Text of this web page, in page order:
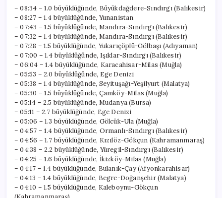
Büyüklükte
Gerçekleşti?
– 08:34 – 1.0 büyüklüğünde, Büyükdağdere-Sındırgı (Balıkesir)
– 08:27 – 1.4 büyüklüğünde, Yunanistan
– 07:43 – 1.5 büyüklüğünde, Mandıra-Sındırgı (Balıkesir)
– 07:32 – 1.4 büyüklüğünde, Mandıra-Sındırgı (Balıkesir)
– 07:28 – 1.5 büyüklüğünde, Yukarıçöplü-Gölbaşı (Adıyaman)
– 07:00 – 1.4 büyüklüğünde, Işıklar-Sındırgı (Balıkesir)
– 06:04 – 1.4 büyüklüğünde, Karacahisar-Milas (Muğla)
– 05:53 – 2.0 büyüklüğünde, Ege Denizi
– 05:38 – 1.4 büyüklüğünde, Seyituşağı-Yeşilyurt (Malatya)
– 05:30 – 1.5 büyüklüğünde, Çamköy-Milas (Muğla)
– 05:14 – 2.5 büyüklüğünde, Mudanya (Bursa)
– 05:11 – 2.7 büyüklüğünde, Ege Denizi
– 05:06 – 1.3 büyüklüğünde, Gölcük-Ula (Muğla)
– 04:57 – 1.4 büyüklüğünde, Ormanlı-Sındırgı (Balıkesir)
– 04:56 – 1.7 büyüklüğünde, Kızılöz-Gökçun (Kahramanmaraş)
– 04:38 – 2.2 büyüklüğünde, Yüregil-Sındırgı (Balıkesir)
– 04:25 – 1.6 büyüklüğünde, İkizköy-Milas (Muğla)
– 04:17 – 1.4 büyüklüğünde, Bulanık-Çay (Afyonkarahisar)
– 04:13 – 1.4 büyüklüğünde, Begre-Doğanşehir (Malatya)
– 04:10 – 1.5 büyüklüğünde, Kaleboynu-Gökçun